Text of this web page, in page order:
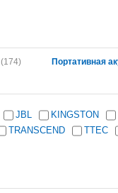
(174) Портативная
JBL KINGSTON
TRANSCEND TTEC